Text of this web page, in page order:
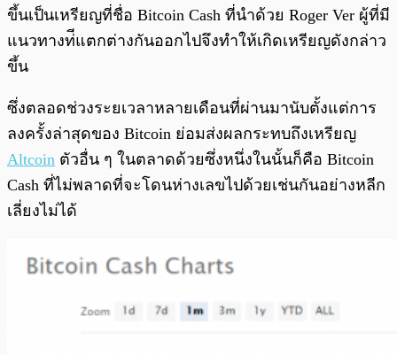
ขึ้นเป็นเหรียญที่ชื่อ Bitcoin Cash ที่นำด้วย Roger Ver ผู้ที่มี
แนวทางท่ีแตกต่างกันออกไปจึงทำให้เกิดเหรียญดังกล่าว
ขึ้น
ซึ่งตลอดช่วงระยเวลาหลายเดือนที่ผ่านมานับตั้งแต่การ
ลงครั้งล่าสุดของ Bitcoin ย่อมส่งผลกระทบถึงเหรียญ
Altcoin ตัวอื่น ๆ ในตลาดด้วยซึ่งหนึ่งในนั้นก็คือ Bitcoin
Cash ที่ไม่พลาดที่จะโดนห่างเลขไปด้วยเช่นกันอย่างหลีก
เลี่ยงไม่ได้